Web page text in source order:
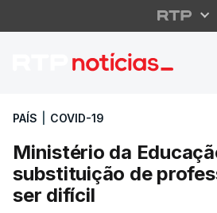
Ministério
PAÍS COVID-19
Ministério da
substituição de
ser difícil